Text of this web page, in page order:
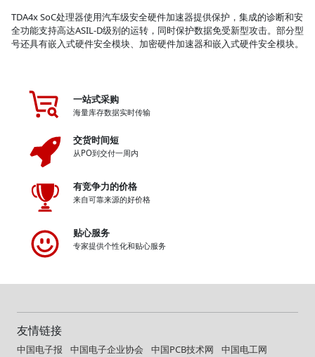
TDA4x SoC处理器使用汽车级安全硬件加速器提供保护，集成的诊断和安
全功能支持高达ASIL-D级别的运转，同时保护数据免受新型攻击。部分型
号还具有嵌入式硬件安全模块、加密硬件加速器和嵌入式硬件安全模块。
一站式采购
海量库存数据实时传输
交货时间短
从PO到交付一周内
有竞争力的价格
来自可靠来源的好价格
贴心服务
专家提供个性化和贴心服务
友情链接
中国电子报 中国电子企业协会 中国PCB技术网
中国电工网